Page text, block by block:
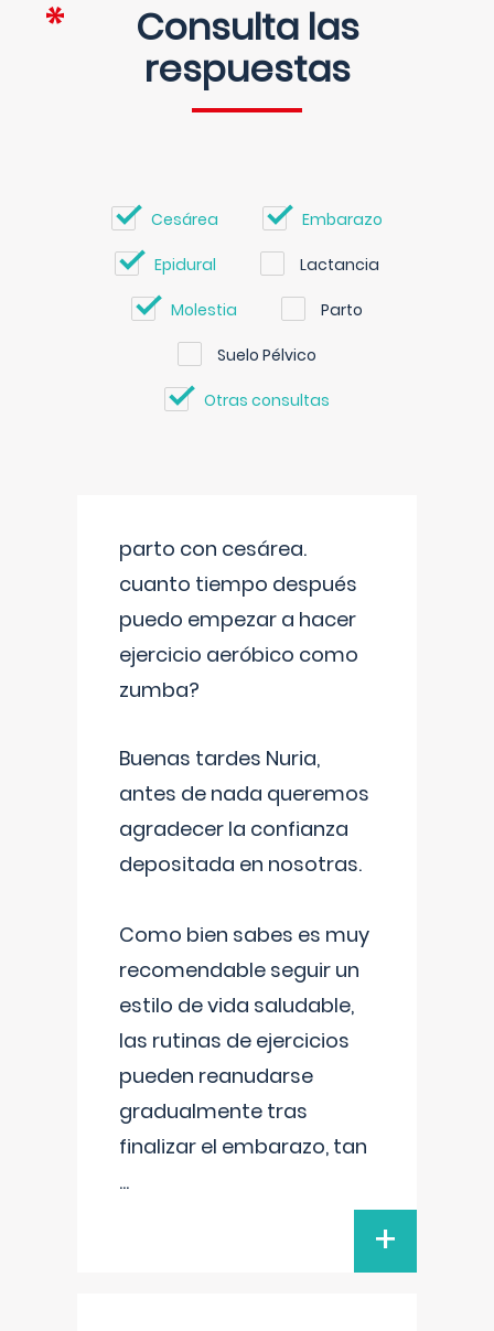
Consulta las
respuestas
Cesárea Embarazo
Epidural Lactancia
Molestia Parto
Suelo Pélvico
Otras consultas
parto con cesárea.
cuanto tiempo después
puedo empezar a hacer
ejercicio aeróbico como
zumba?
Buenas tardes Nuria,
antes de nada queremos
agradecer la confianza
depositada en nosotras.
Como bien sabes es muy
recomendable seguir un
estilo de vida saludable,
las rutinas de ejercicios
pueden reanudarse
gradualmente tras
finalizar el embarazo, tan
...
+